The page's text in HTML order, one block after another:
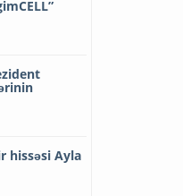
hissəsi Ayla